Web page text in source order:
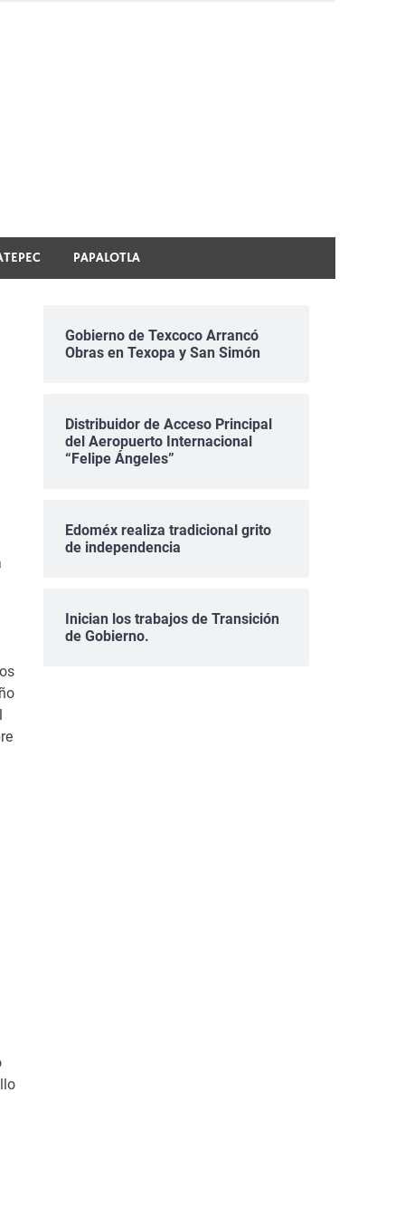
PAPALOTLA
Gobierno de Texcoco Arrancó
Obras en Texopa y San Simón
Distribuidor de Acceso Principal
del Aeropuerto Internacional
“Felipe Ángeles”
Edoméx realiza tradicional grito
de independencia
Inician los trabajos de Transición
de Gobierno.